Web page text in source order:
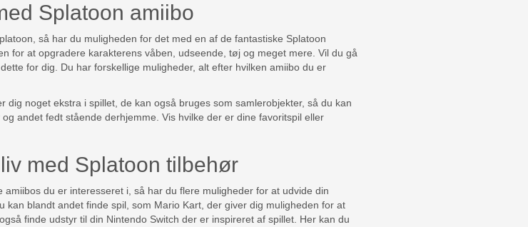
Splatoon amiibo
så har du muligheden for det med en af de fantastiske Splatoon
for at opgradere karakterens våben, udseende, tøj og meget mere. Vil du gå
for dig. Du har forskellige muligheder, alt efter hvilken amiibo du er
dig noget ekstra i spillet, de kan også bruges som samlerobjekter, så du kan
andet fedt stående derhjemme. Vis hvilke der er dine favoritspil eller
med Splatoon tilbehør
du er interesseret i, så har du flere muligheder for at udvide din
kan blandt andet finde spil, som Mario Kart, der giver dig muligheden for at
finde udstyr til din Nintendo Switch der er inspireret af spillet. Her kan du